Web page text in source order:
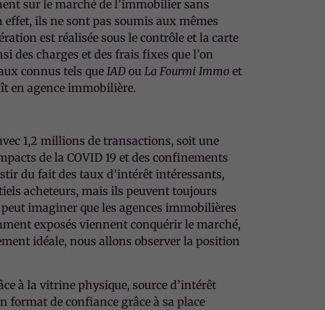
sur le marché de l’immobilier sans
ils ne sont pas soumis aux mêmes
est réalisée sous le contrôle et la carte
des charges et des frais fixes que l’on
connus tels que IAD ou La Fourmi Immo et
en agence immobilière.
1,2 millions de transactions, soit une
de la COVID 19 et des confinements
du fait des taux d’intérêt intéressants,
acheteurs, mais ils peuvent toujours
imaginer que les agences immobilières
exposés viennent conquérir le marché,
idéale, nous allons observer la position
à la vitrine physique, source d’intérêt
format de confiance grâce à sa place